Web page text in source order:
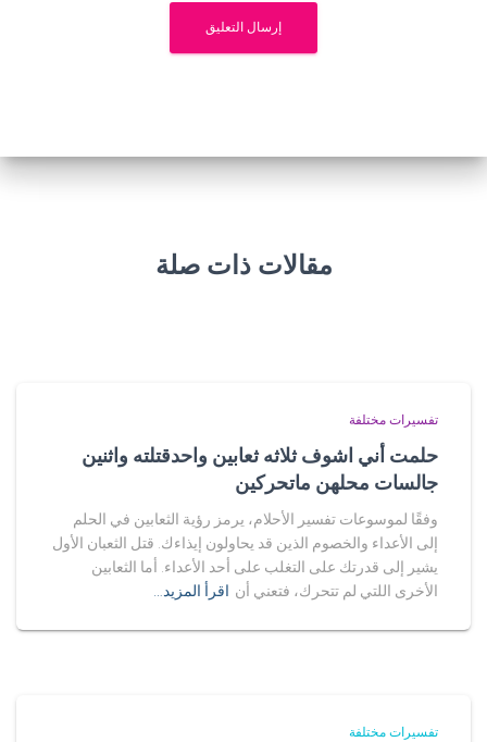
مقالات ذات صلة
تفسيرات مختلفة
حلمت أني اشوف ثلاثه ثعابين واحدقتلته واثنين
جالسات محلهن ماتحركين
وفقًا لموسوعات تفسير الأحلام، يرمز رؤية الثعابين في الحلم
إلى الأعداء والخصوم الذين قد يحاولون إيذاءك. قتل الثعبان الأول
يشير إلى قدرتك على التغلب على أحد الأعداء. أما الثعابين
الأخرى اللتي لم تتحرك، فتعني أن اقرأ المزيد…
تفسيرات مختلفة